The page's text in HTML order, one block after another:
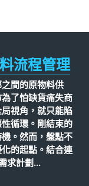
流程管理
間的原物料供
了怕缺貨痛失商
視角，就只能陷
循環。剛結束的
。然而，盤點不
的起點。結合連
求計劃 ...